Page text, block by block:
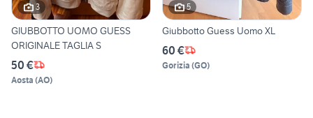
3
GIUBBOTTO UOMO GUESS
ORIGINALE TAGLIA S
50 €
Aosta (AO)
5
Giubbotto Guess Uomo XL
60 €
Gorizia (GO)